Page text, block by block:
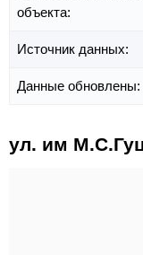
объекта:
Источник данных:
Данные обновлены:
ул. им